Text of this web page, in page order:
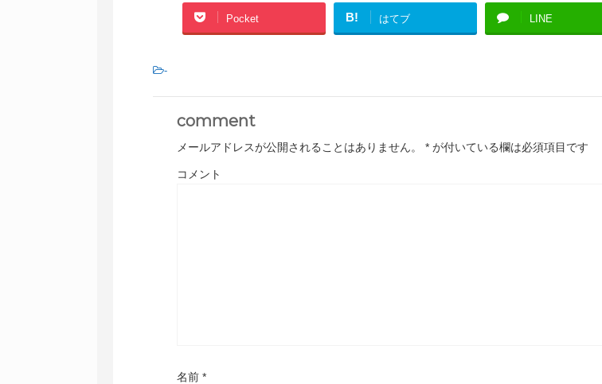
Pocket B! はてブ LINE
-
comment
メールアドレスが公開されることはありません。 * が付いている欄は必須項目です
コメント
名前 *